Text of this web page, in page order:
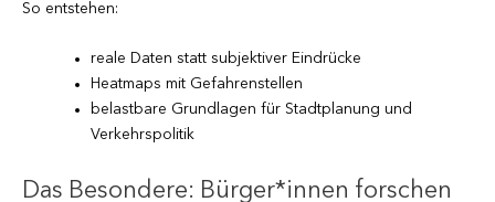
So entstehen:
reale Daten statt subjektiver Eindrücke
Heatmaps mit Gefahrenstellen
belastbare Grundlagen für Stadtplanung und
Verkehrspolitik
Das Besondere: Bürger*innen forschen